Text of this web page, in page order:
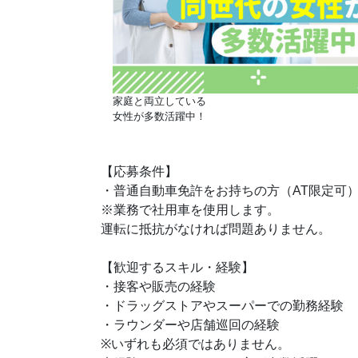
家庭と両立している
女性が多数活躍中！
【応募条件】
・普通自動車免許をお持ちの方（AT限定可
※業務で社用車を使用します。
運転に抵抗がなければ問題ありません。
【歓迎するスキル・経験】
・接客や販売の経験
・ドラッグストアやスーパーでの勤務経験
・ラウンダーや店舗巡回の経験
※いずれも必須ではありません。